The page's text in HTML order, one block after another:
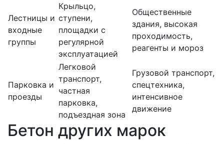
Лестницы и
входные
группы
Крыльцо,
ступени,
площадки с
регулярной
эксплуатацией
Общественные
здания, высокая
проходимость,
реагенты и мороз
Парковка и
проезды
Легковой
транспорт,
частная
парковка,
подъездная зона
Грузовой транспорт,
спецтехника,
интенсивное
движение
Бетон других марок